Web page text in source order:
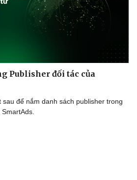
Công nghệ
Publisher đối tác của
để nắm danh sách publisher trong